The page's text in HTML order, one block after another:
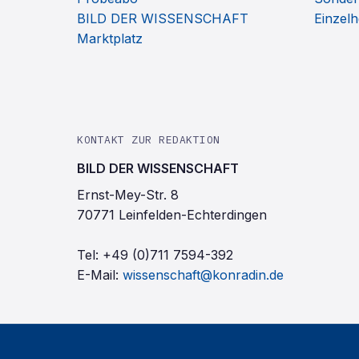
BILD DER WISSENSCHAFT
Marktplatz
KONTAKT ZUR REDAKTION
BILD DER WISSENSCHAFT
Ernst-Mey-Str. 8
70771 Leinfelden-Echterdingen
Tel: +49 (0)711 7594-392
E-Mail: wissenschaft@konradin.de